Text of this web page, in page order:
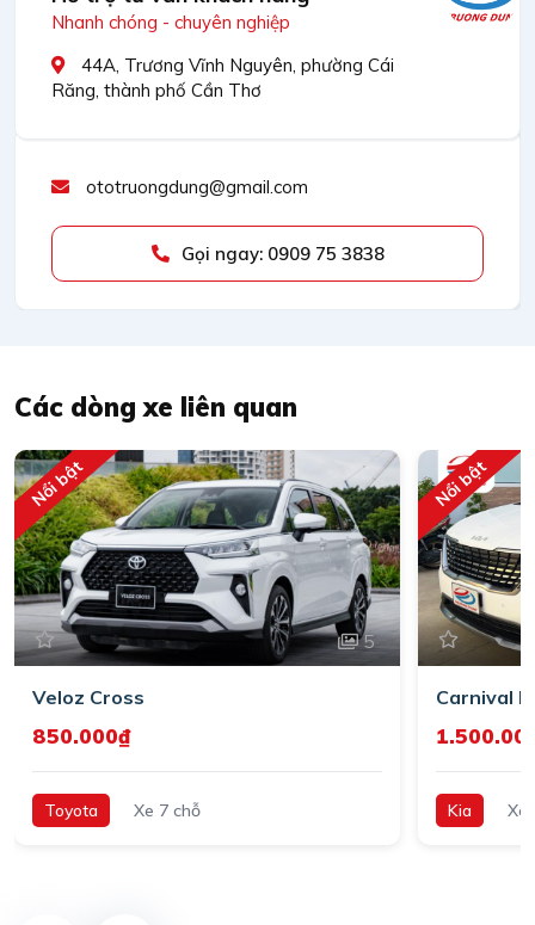
Nhanh chóng - chuyên nghiệp
44A, Trương Vĩnh Nguyên, phường Cái
Răng, thành phố Cần Thơ
ototruongdung@gmail.com
Gọi ngay: 0909 75 3838
Các dòng xe liên quan
5
Nổi bật
Veloz Cross
850.000₫
Toyota Xe 7 chỗ
Nổi bật
Carnival
Kia Xe